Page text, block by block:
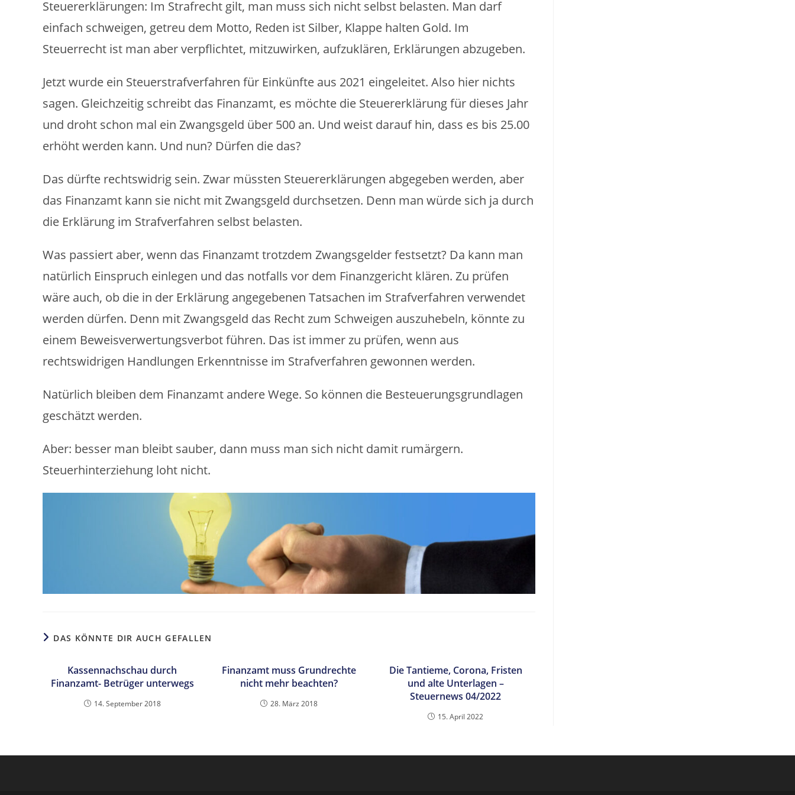
Steuererklärungen: Im Strafrecht gilt, man muss sich nicht selbst belasten. Man darf
einfach schweigen, getreu dem Motto, Reden ist Silber, Klappe halten Gold. Im
Steuerrecht ist man aber verpflichtet, mitzuwirken, aufzuklären, Erklärungen abzugeben.
Jetzt wurde ein Steuerstrafverfahren für Einkünfte aus 2021 eingeleitet. Also hier nichts
sagen. Gleichzeitig schreibt das Finanzamt, es möchte die Steuererklärung für dieses Jahr
und droht schon mal ein Zwangsgeld über 500 an. Und weist darauf hin, dass es bis 25.00
erhöht werden kann. Und nun? Dürfen die das?
Das dürfte rechtswidrig sein. Zwar müssten Steuererklärungen abgegeben werden, aber
das Finanzamt kann sie nicht mit Zwangsgeld durchsetzen. Denn man würde sich ja durch
die Erklärung im Strafverfahren selbst belasten.
Was passiert aber, wenn das Finanzamt trotzdem Zwangsgelder festsetzt? Da kann man
natürlich Einspruch einlegen und das notfalls vor dem Finanzgericht klären. Zu prüfen
wäre auch, ob die in der Erklärung angegebenen Tatsachen im Strafverfahren verwendet
werden dürfen. Denn mit Zwangsgeld das Recht zum Schweigen auszuhebeln, könnte zu
einem Beweisverwertungsverbot führen. Das ist immer zu prüfen, wenn aus
rechtswidrigen Handlungen Erkenntnisse im Strafverfahren gewonnen werden.
Natürlich bleiben dem Finanzamt andere Wege. So können die Besteuerungsgrundlagen
geschätzt werden.
Aber: besser man bleibt sauber, dann muss man sich nicht damit rumärgern.
Steuerhinterziehung loht nicht.
DAS KÖNNTE DIR AUCH GEFALLEN
Kassennachschau durch
Finanzamt- Betrüger unterwegs
14. September 2018
Finanzamt muss Grundrechte
nicht mehr beachten?
28. März 2018
Die Tantieme, Corona, Fristen
und alte Unterlagen –
Steuernews 04/2022
15. April 2022